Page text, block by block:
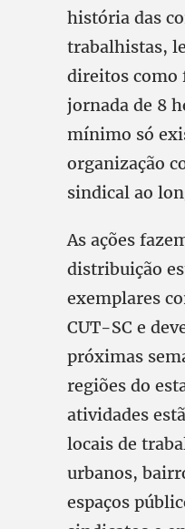
história das
trabalhistas,
direitos como
jornada de 8
mínimo só
organização
sindical ao
As ações
distribuição
exemplares
CUT-SC e
próximas
regiões do
atividades
locais de
urbanos,
espaços